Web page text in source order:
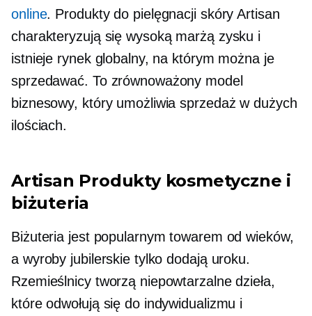
online. Produkty do pielęgnacji skóry Artisan
charakteryzują się wysoką marżą zysku i
istnieje rynek globalny, na którym można je
sprzedawać. To zrównoważony model
biznesowy, który umożliwia sprzedaż w dużych
ilościach.
Artisan Produkty kosmetyczne i
biżuteria
Biżuteria jest popularnym towarem od wieków,
a wyroby jubilerskie tylko dodają uroku.
Rzemieślnicy tworzą niepowtarzalne dzieła,
które odwołują się do indywidualizmu i